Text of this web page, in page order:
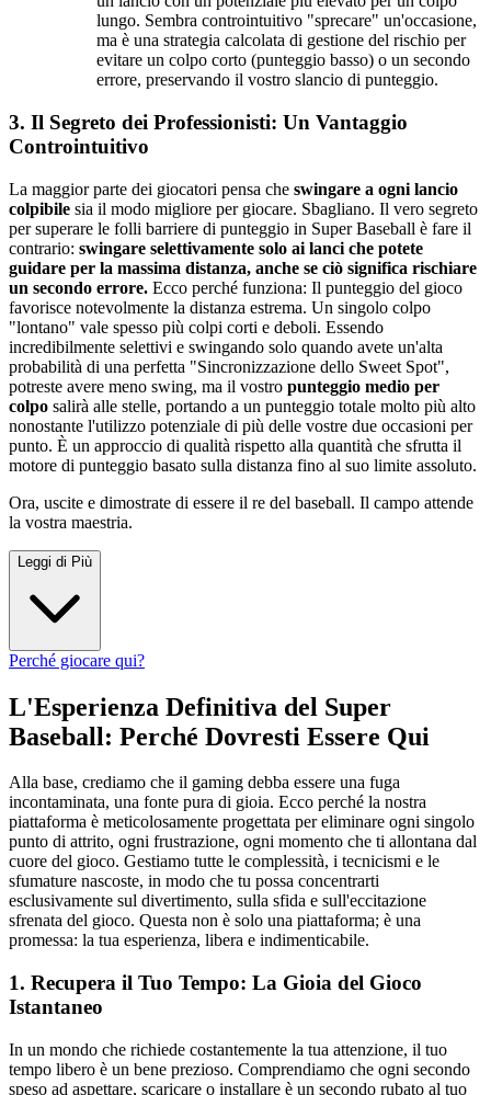
lungo. Sembra controintuitivo "sprecare" un'occasione,
ma è una strategia calcolata di gestione del rischio per
evitare un colpo corto (punteggio basso) o un secondo
errore, preservando il vostro slancio di punteggio.
3. Il Segreto dei Professionisti: Un Vantaggio
Controintuitivo
La maggior parte dei giocatori pensa che swingare a ogni lancio
colpibile sia il modo migliore per giocare. Sbagliano. Il vero segreto
per superare le folli barriere di punteggio in Super Baseball è fare il
contrario: swingare selettivamente solo ai lanci che potete
guidare per la massima distanza, anche se ciò significa rischiare
un secondo errore. Ecco perché funziona: Il punteggio del gioco
favorisce notevolmente la distanza estrema. Un singolo colpo
"lontano" vale spesso più colpi corti e deboli. Essendo
incredibilmente selettivi e swingando solo quando avete un'alta
probabilità di una perfetta "Sincronizzazione dello Sweet Spot",
potreste avere meno swing, ma il vostro punteggio medio per
colpo salirà alle stelle, portando a un punteggio totale molto più alto
nonostante l'utilizzo potenziale di più delle vostre due occasioni per
punto. È un approccio di qualità rispetto alla quantità che sfrutta il
motore di punteggio basato sulla distanza fino al suo limite assoluto.
Ora, uscite e dimostrate di essere il re del baseball. Il campo attende
la vostra maestria.
Leggi di Più
Perché giocare qui?
L'Esperienza Definitiva del Super
Baseball: Perché Dovresti Essere Qui
Alla base, crediamo che il gaming debba essere una fuga
incontaminata, una fonte pura di gioia. Ecco perché la nostra
piattaforma è meticolosamente progettata per eliminare ogni singolo
punto di attrito, ogni frustrazione, ogni momento che ti allontana dal
cuore del gioco. Gestiamo tutte le complessità, i tecnicismi e le
sfumature nascoste, in modo che tu possa concentrarti
esclusivamente sul divertimento, sulla sfida e sull'eccitazione
sfrenata del gioco. Questa non è solo una piattaforma; è una
promessa: la tua esperienza, libera e indimenticabile.
1. Recupera il Tuo Tempo: La Gioia del Gioco
Istantaneo
In un mondo che richiede costantemente la tua attenzione, il tuo
tempo libero è un bene prezioso. Comprendiamo che ogni secondo
speso ad aspettare, scaricare o installare è un secondo rubato al tuo